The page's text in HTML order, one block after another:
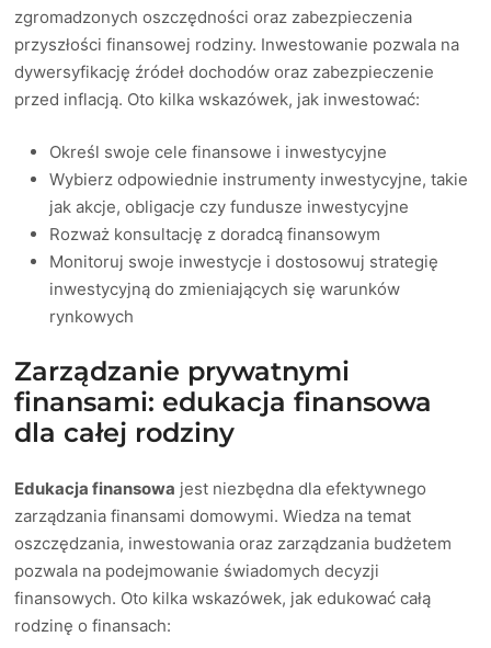
zgromadzonych oszczędności oraz zabezpieczenia
przyszłości finansowej rodziny. Inwestowanie pozwala na
dywersyfikację źródeł dochodów oraz zabezpieczenie
przed inflacją. Oto kilka wskazówek, jak inwestować:
Określ swoje cele finansowe i inwestycyjne
Wybierz odpowiednie instrumenty inwestycyjne, takie
jak akcje, obligacje czy fundusze inwestycyjne
Rozważ konsultację z doradcą finansowym
Monitoruj swoje inwestycje i dostosowuj strategię
inwestycyjną do zmieniających się warunków
rynkowych
Zarządzanie prywatnymi
finansami: edukacja finansowa
dla całej rodziny
Edukacja finansowa jest niezbędna dla efektywnego
zarządzania finansami domowymi. Wiedza na temat
oszczędzania, inwestowania oraz zarządzania budżetem
pozwala na podejmowanie świadomych decyzji
finansowych. Oto kilka wskazówek, jak edukować całą
rodzinę o finansach: